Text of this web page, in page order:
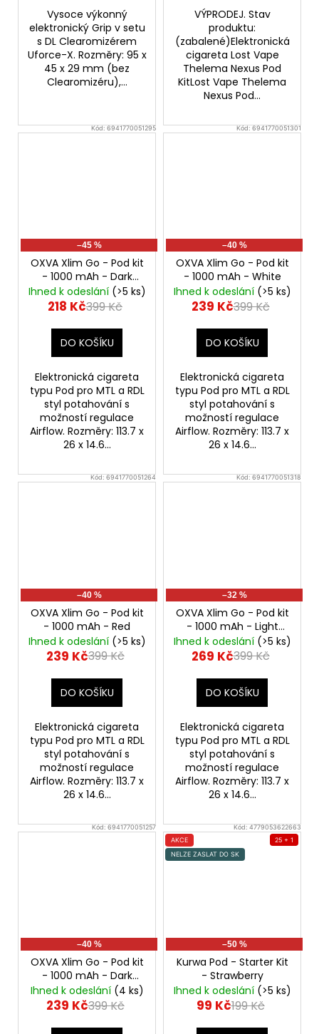
Vysoce výkonný
elektronický Grip v setu
s DL Clearomizérem
Uforce-X. Rozměry: 95 x
45 x 29 mm (bez
Clearomizéru),...
VÝPRODEJ. Stav
produktu:
(zabalené)Elektronická
cigareta Lost Vape
Thelema Nexus Pod
KitLost Vape Thelema
Nexus Pod...
Kód:6941770051295
–45 %
OXVA Xlim Go - Pod kit
- 1000 mAh - Dark
Brown
Ihned k odeslání (>5 ks)
218 Kč399 Kč
DO KOŠÍKU
Elektronická cigareta
typu Pod pro MTL a RDL
styl potahování s
možností regulace
Airflow. Rozměry: 113.7 x
26 x 14.6...
Kód:6941770051301
–40 %
OXVA Xlim Go - Pod kit
- 1000 mAh - White
Ihned k odeslání (>5 ks)
239 Kč399 Kč
DO KOŠÍKU
Elektronická cigareta
typu Pod pro MTL a RDL
styl potahování s
možností regulace
Airflow. Rozměry: 113.7 x
26 x 14.6...
Kód: 6941770051264
–40 %
OXVA Xlim Go - Pod kit
- 1000 mAh - Red
Ihned k odeslání (>5 ks)
239 Kč399 Kč
DO KOŠÍKU
Elektronická cigareta
typu Pod pro MTL a RDL
styl potahování s
možností regulace
Airflow. Rozměry: 113.7 x
26 x 14.6...
Kód: 6941770051318
–32 %
OXVA Xlim Go - Pod kit
- 1000 mAh - Light
Green
Ihned k odeslání (>5 ks)
269 Kč399 Kč
DO KOŠÍKU
Elektronická cigareta
typu Pod pro MTL a RDL
styl potahování s
možností regulace
Airflow. Rozměry: 113.7 x
26 x 14.6...
Kód:6941770051257
–40 %
OXVA Xlim Go - Pod kit
- 1000 mAh - Dark
Grey
Ihned k odeslání (4 ks)
239 Kč399 Kč
Kód:4779053622663
AKCE
NELZE ZASLAT DO SK
–50 %
25 + 1
Kurwa Pod - Starter Kit
- Strawberry
Ihned k odeslání (>5 ks)
99 Kč199 Kč